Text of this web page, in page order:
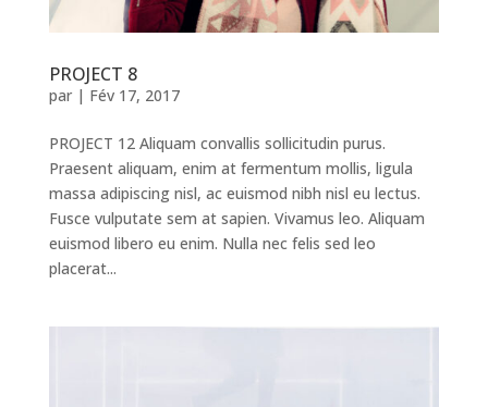
PROJECT 8
par | Fév 17, 2017
PROJECT 12 Aliquam convallis sollicitudin purus.
Praesent aliquam, enim at fermentum mollis, ligula
massa adipiscing nisl, ac euismod nibh nisl eu lectus.
Fusce vulputate sem at sapien. Vivamus leo. Aliquam
euismod libero eu enim. Nulla nec felis sed leo
placerat...